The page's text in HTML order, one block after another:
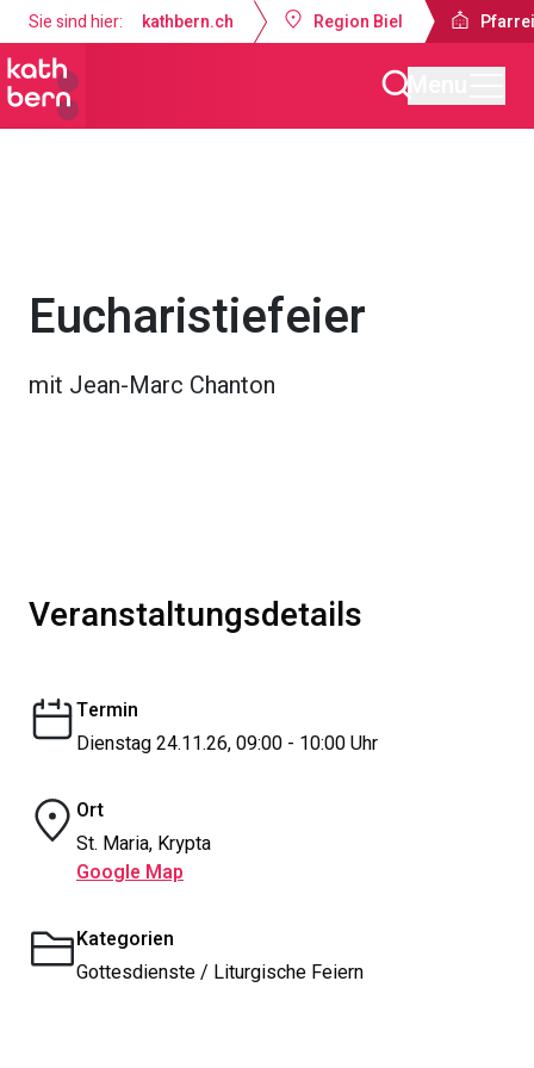
Sie sind hier: kathbern.ch Region Biel
Eucharistiefeier
mit Jean-Marc Chanton
Veranstaltungsdetails
Termin
Dienstag 24.11.26, 09:00 - 10:00 Uhr
Ort
St. Maria, Krypta
Google Map
Kategorien
Gottesdienste / Liturgische Feiern